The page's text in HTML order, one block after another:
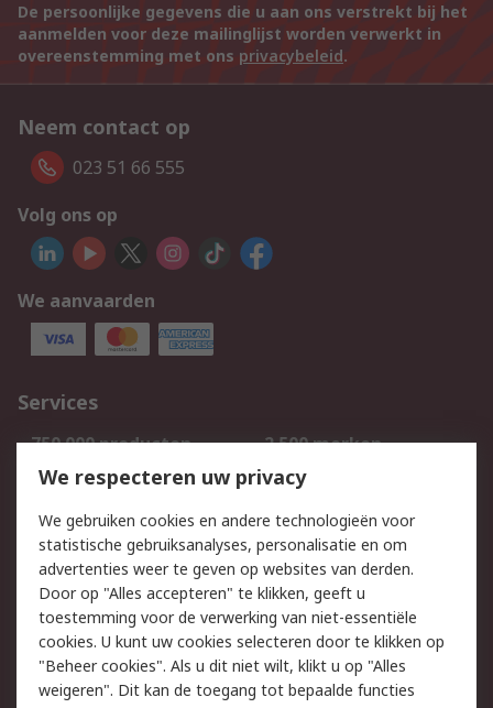
De persoonlijke gegevens die u aan ons verstrekt bij het
aanmelden voor deze mailinglijst worden verwerkt in
overeenstemming met ons privacybeleid.
Neem contact op
023 51 66 555
Volg ons op
We aanvaarden
Services
750.000 producten
2.500 merken
Bestellen
Inkoopoplossingen
Track & Trace
Wettelijk
Cookiebeleid
Email veiligheid
Privacybeleid
Websitevoorwaarden
Algemene
We respecteren uw privacy
We gebruiken cookies en andere technologieën voor
statistische gebruiksanalyses, personalisatie en om
advertenties weer te geven op websites van derden.
Door op "Alles accepteren" te klikken, geeft u
toestemming voor de verwerking van niet-essentiële
cookies. U kunt uw cookies selecteren door te klikken op
"Beheer cookies". Als u dit niet wilt, klikt u op "Alles
weigeren". Dit kan de toegang tot bepaalde functies